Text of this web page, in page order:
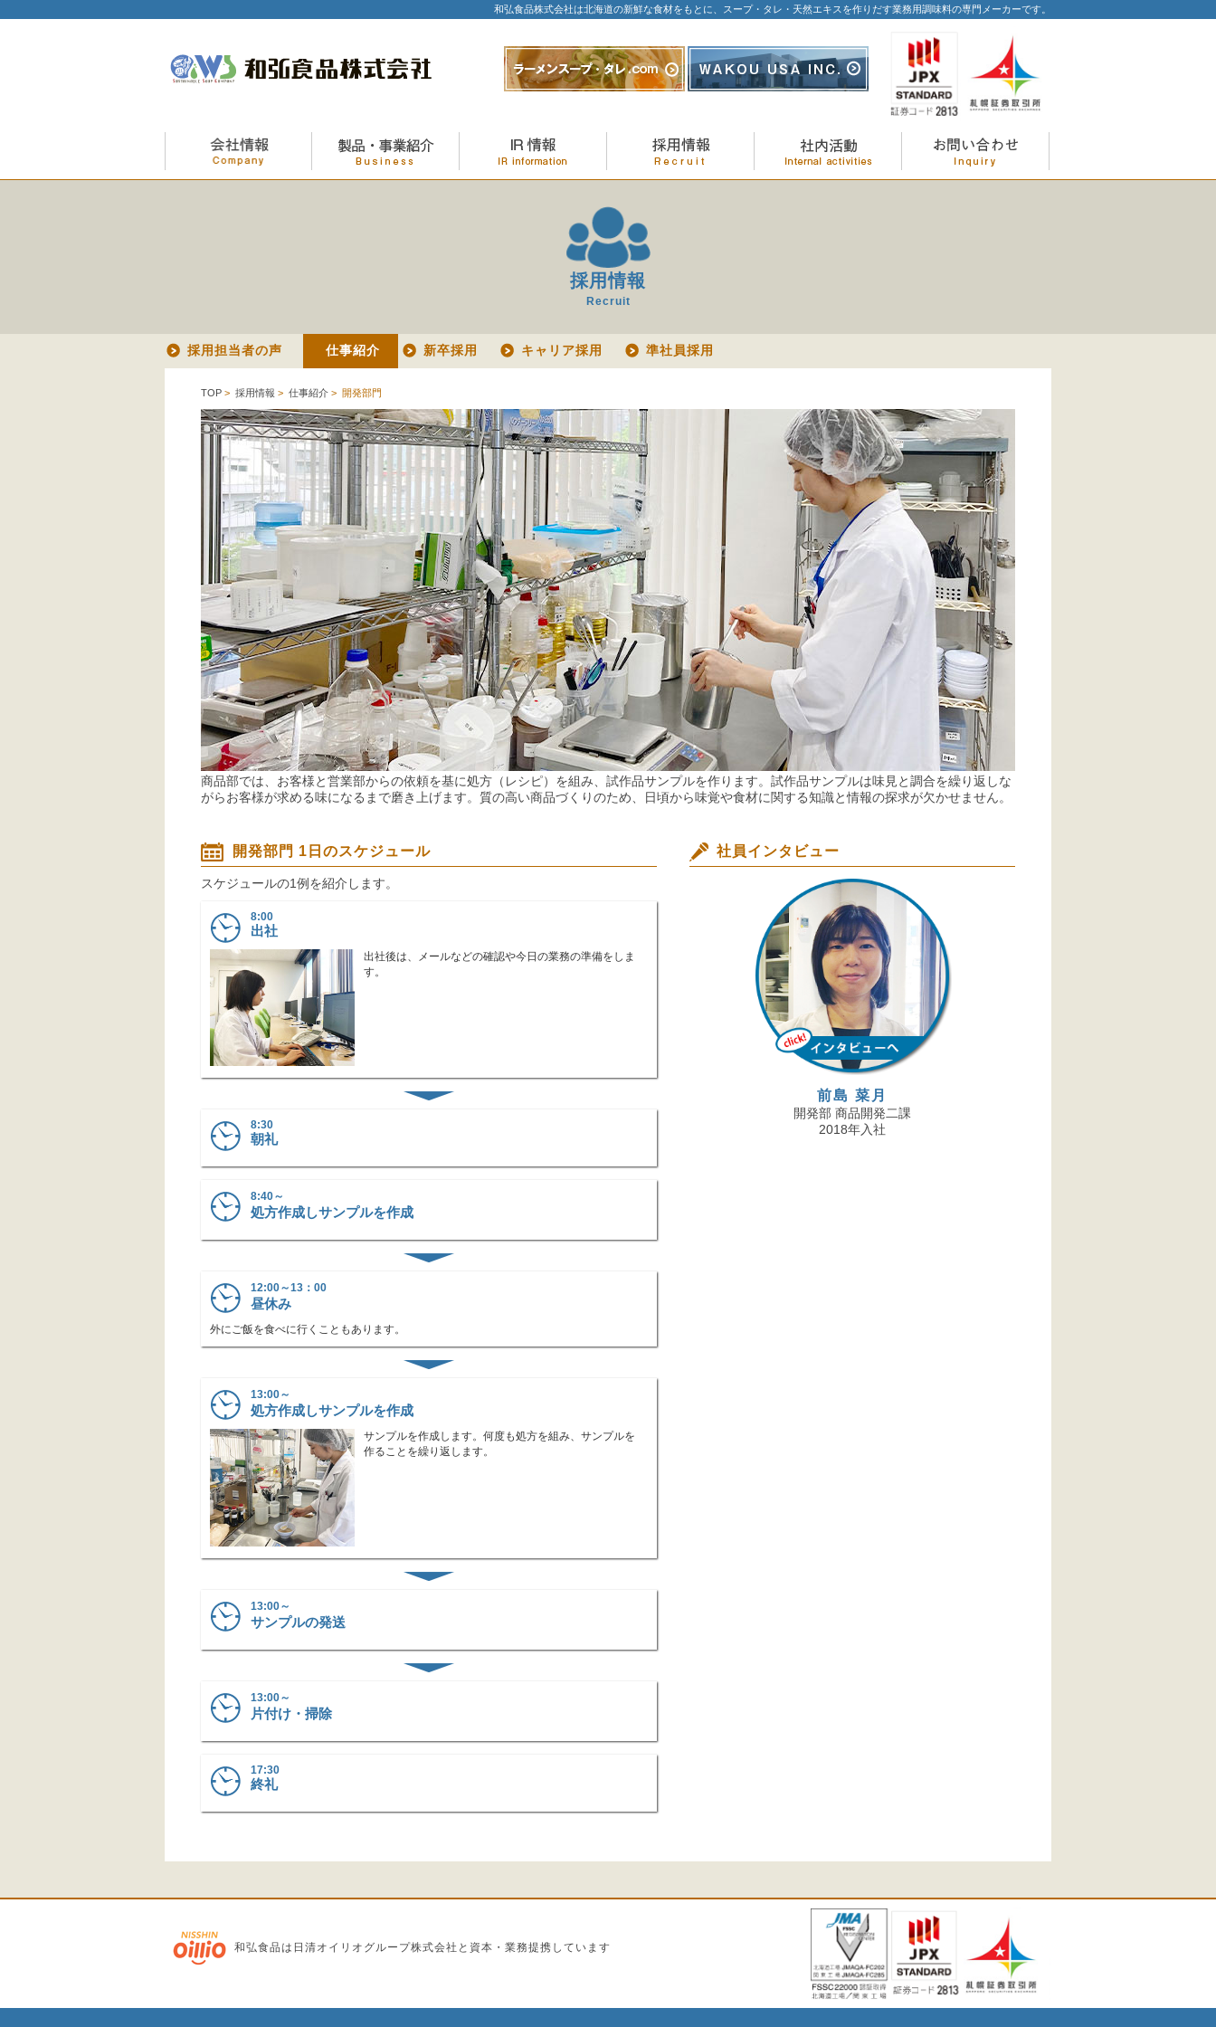
和弘食品株式会社は北海道の新鮮な食材をもとに、スープ・タレ・天然エキスを作りだす業務用調味料の専門メーカーです。
採用情報
Recruit
採用担当者の声 仕事紹介 新卒採用 キャリア採用 準社員採用
TOP > 採用情報 > 仕事紹介 > 開発部門
商品部では、お客様と営業部からの依頼を基に処方（レシピ）を組み、試作品サンプルを作ります。試作品サンプルは味見と調合を繰り返しな
がらお客様が求める味になるまで磨き上げます。質の高い商品づくりのため、日頃から味覚や食材に関する知識と情報の探求が欠かせません。
開発部門 1日のスケジュール
スケジュールの1例を紹介します。
8:00
出社
出社後は、メールなどの確認や今日の業務の準備をしま
す。
8:30
朝礼
8:40～
処方作成しサンプルを作成
12:00～13：00
昼休み
外にご飯を食べに行くこともあります。
13:00～
処方作成しサンプルを作成
サンプルを作成します。何度も処方を組み、サンプルを
作ることを繰り返します。
13:00～
サンプルの発送
13:00～
片付け・掃除
17:30
終礼
社員インタビュー
前島 菜月
開発部 商品開発二課
2018年入社
和弘食品は日清オイリオグループ株式会社と資本・業務提携しています